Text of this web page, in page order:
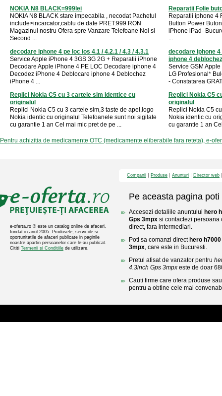
NOKIA N8 BLACK=999lei
NOKIA N8 BLACK stare impecabila , necodat Pachetul
include>incarcator,cablu de date PRET:999 RON
Magazinul nostru Ofera spre Vanzare Telefoane Noi si
Second ...
Reparatii Folie
Reparatii iphone 4
Button Power
iPhone iPad-
...
decodare iphone 4 pe loc ios 4.1 / 4.2.1 / 4.3 / 4.3.1
Service Apple iPhone 4 3GS 3G 2G + Reparatii iPhone
Decodare Apple iPhone 4 PE LOC Decodare iphone 4
Decodez iPhone 4 Deblocare iphone 4 Deblochez
iPhone 4 ...
decodare iphone
iphone 4
Service GSM
LG Profesional*
- Constatarea
Replici Nokia C5 cu 3 cartele sim identice cu
originalul
Replici Nokia C5 cu 3 cartele sim,3 taste de apel,logo
Nokia identic cu originalul Telefoanele sunt noi sigilate
cu garantie 1 an Cel mai mic pret de pe ...
Replici Nokia C5
originalul
Replici Nokia C5
Nokia identic cu
cu garantie 1 an
Pentru achizitia de medicamente OTC (medicamente eliberabile fara reteta), e-
e-oferta.ro ® este un catalog online de afaceri,
fondat in anul 2005. Produsele, serviciile si
oportunitatile de afaceri publicate in paginile
noastre apartin persoanelor care le-au publicat.
Cititi Termenii si Conditiile de utilizare.
Companii Produse Anunturi Director web
Pe aceasta pagina poti
Accesezi detaliile anuntului hero
Gps 3mpx si contactezi persoana
direct, fara intermediari.
Poti sa comanzi direct hero
3mpx, care este in Bucuresti.
Pretul afisat de vanzator pentru
4.3inch Gps 3mpx este de doar
Cauti firme care ofera produse
pentru a obtine cele mai